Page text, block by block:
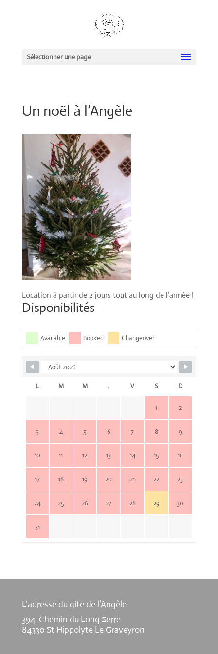
Sélectionner une page
Un noël à l’Angèle
Location à partir de 2 jours tout au long de l’année !
Disponibilités
Available Booked Changeover
L M M J V S D
1 2
3 4 5 6 7 8 9
10 11 12 13 14 15 16
17 18 19 20 21 22 23
24 25 26 27 28 29 30
31
L’adresse du gite de l’Angèle
394, Chemin du Long Serre
84330 St Hippolyte Le Graveyron